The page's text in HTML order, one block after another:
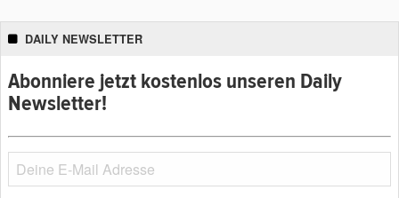
DAILY NEWSLETTER
Abonniere jetzt kostenlos unseren Daily
Newsletter!